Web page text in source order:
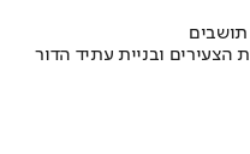
הצעירים ובניית עתיד הדור